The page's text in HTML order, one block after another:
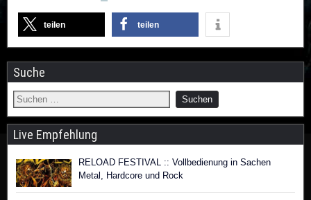
teilen teilen
Suche
Live Empfehlung
RELOAD FESTIVAL :: Vollbedienung in Sachen
Metal, Hardcore und Rock